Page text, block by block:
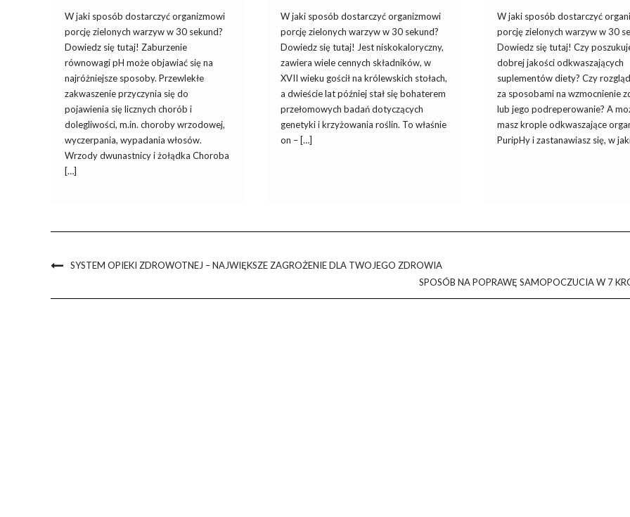
W jaki sposób dostarczyć organizmowi
porcję zielonych warzyw w 30 sekund?
Dowiedz się tutaj! Zaburzenie
równowagi pH może objawiać się na
najróżniejsze sposoby. Przewlekłe
zakwaszenie przyczynia się do
pojawienia się licznych chorób i
dolegliwości, m.in. choroby wrzodowej,
wyczerpania, wypadania włosów.
Wrzody dwunastnicy i żołądka Choroba
[…]
W jaki sposób dostarczyć organizmowi
porcję zielonych warzyw w 30 sekund?
Dowiedz się tutaj! Jest niskokaloryczny,
zawiera wiele cennych składników, w
XVII wieku gościł na królewskich stołach,
a dwieście lat później stał się bohaterem
przełomowych badań dotyczących
genetyki i krzyżowania roślin. To właśnie
on – […]
W jaki sposób dostarczyć
porcję zielonych warzyw w 30
Dowiedz się tutaj! Czy
dobrej jakości odkwaszających
suplementów diety? Czy
za sposobami na wzmocnienie
lub jego podreperowanie? A
masz krople odkwaszające
PuripHy i zastanawiasz się, w
SYSTEM OPIEKI ZDROWOTNEJ – NAJWIĘKSZE ZAGROŻENIE DLA TWOJEGO ZDROWIA
SPOSÓB NA POPRAWĘ SAMOPOCZUCIA W 7